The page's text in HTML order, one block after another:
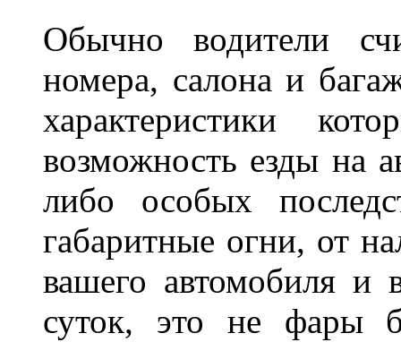
Обычно водители
номера, салона и
характеристики
возможность езды на
либо особых
габаритные огни, от
вашего автомобиля и
суток, это не фары